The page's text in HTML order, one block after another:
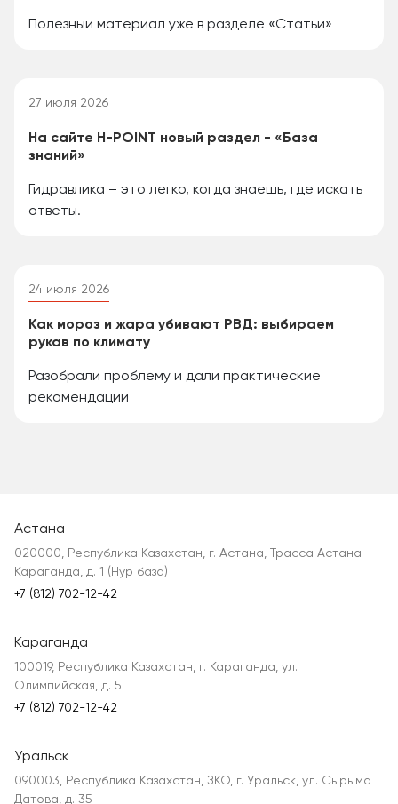
Полезный материал уже в разделе «Статьи»
27 июля 2026
На сайте H-POINT новый раздел - «База
знаний»
Гидравлика – это легко, когда знаешь, где искать
ответы.
24 июля 2026
Как мороз и жара убивают РВД: выбираем
рукав по климату
Разобрали проблему и дали практические
рекомендации
Астана
020000, Республика Казахстан, г. Астана, Трасса Астана-
Караганда, д. 1 (Нур база)
+7 (812) 702-12-42
Караганда
100019, Республика Казахстан, г. Караганда, ул.
Олимпийская, д. 5
+7 (812) 702-12-42
Уральск
090003, Республика Казахстан, ЗКО, г. Уральск, ул. Сырыма
Датова, д. 35